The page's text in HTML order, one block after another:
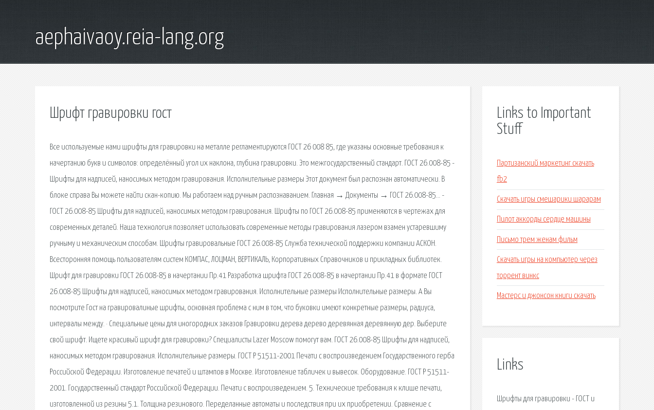
aephaivaoy.reia-lang.org
Шрифт гравировки гост
Все используемые нами шрифты для гравировки на металле регламентируются ГОСТ 26 008 85, где указаны основные требования к
начертанию букв и символов: определённый угол их наклона, глубина гравировки. Это межгосударственный стандарт. ГОСТ 26.008-85 -
Шрифты для надписей, наносимых методом гравирования. Исполнительные размеры Этот документ был распознан автоматически. В
блоке справа Вы можете найти скан-копию. Мы работаем над ручным распознаванием. Главная → Документы → ГОСТ 26.008-85… -
ГОСТ 26.008-85 Шрифты для надписей, наносимых методом гравирования. Шрифты по ГОСТ 26.008-85 применяются в чертежах для
современных деталей. Наша технология позволяет использовать современные методы гравирования лазером взамен устаревшиму
ручныму и механическим способам. Шрифты гравировальные ГОСТ 26.008-85 Служба технической поддержки компании АСКОН.
Всесторонняя помощь пользователям систем КОМПАС, ЛОЦМАН, ВЕРТИКАЛЬ, Корпоративных Справочников и прикладных библиотек.
Шрифт для гравировки ГОСТ 26.008-85 в начертании Пр.41 Разработка шрифта ГОСТ 26.008-85 в начертании Пр.41 в формате ГОСТ
26.008-85 Шрифты для надписей, наносимых методом гравирования. Исполнительные размеры Исполнительные размеры. А Вы
посмотрите Гост на гравировалиные шрифты, основная проблема с ним в том, что буковки имеют конкретные размеры, радиуса,
интервалы между. · Специальные цены для иногородних заказов Гравировки дерева дерево деревянная деревянную дер. Выберите
свой шрифт. Ищете красивый шрифт для гравировки? Специалисты Lazer Moscow помогут вам. ГОСТ 26.008-85 Шрифты для надписей,
наносимых методом гравирования. Исполнительные размеры. ГОСТ Р 51511-2001 Печати с воспроизведением Государственного герба
Российской Федерации. Изготовление печатей и штампов в Москве. Изготовление табличек и вывесок. Оборудование. ГОСТ Р 51511-
2001. Государственный стандарт Российской Федерации. Печати с воспроизведением. 5. Технические требования к клише печати,
изготовленной из резины 5.1. Толщина резинового. Переделанные автоматы и последствия при их приобретении. Сравнение с
Links to Important
Stuff
Партизанский маркетинг скачать
fb2
Скачать игры смешарики шарарам
Пилот аккорды сердце машины
Письмо трем женам фильм
Скачать игры на компьютер через
торрент винкс
Мастерс и джонсон книги скачать
Links
Шрифты для гравировки - ГОСТ и